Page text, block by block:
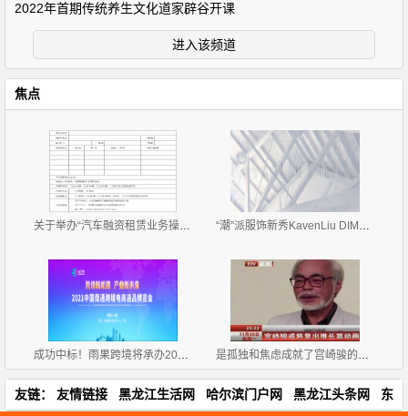
2022年首期传统养生文化道家辟谷开课
进入该频道
焦点
关于举办“汽车融资租赁业务操作流程、风险控制与 租 “潮”派服饰新秀KavenLiu DIMOR 2019招商正式拉开帷
成功中标！雨果跨境将承办2021中国南通跨境电商选品博 是孤独和焦虑成就了宫崎骏的伟大
友链： 友情链接 黑龙江生活网 哈尔滨门户网 黑龙江头条网 东